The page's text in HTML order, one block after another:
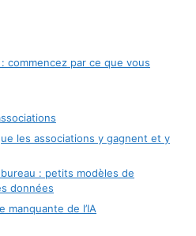
commencez par ce que vous
les associations y gagnent et y
: petits modèles de
données
de l’IA